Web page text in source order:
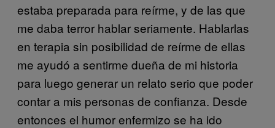
estaba preparada para reírme, y de las que
me daba terror hablar seriamente. Hablarlas
en terapia sin posibilidad de reírme de ellas
me ayudó a sentirme dueña de mi historia
para luego generar un relato serio que poder
contar a mis personas de confianza. Desde
entonces el humor enfermizo se ha ido